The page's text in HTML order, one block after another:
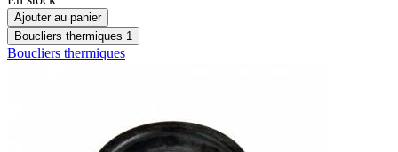
Ajouter au panier
Boucliers thermiques 1
Boucliers thermiques